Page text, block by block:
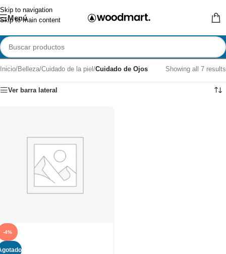
Skip to navigation
Skip to main content
Menú
Inicio/Belleza/Cuidado de la piel /Cuidado de Ojos Showing all 7 results
Ver barra lateral
-4%